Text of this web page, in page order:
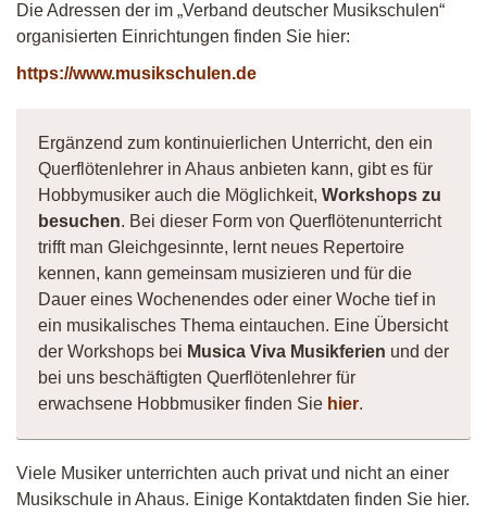
Die Adressen der im „Verband deutscher Musikschulen“
organisierten Einrichtungen finden Sie hier:
https://www.musikschulen.de
Ergänzend zum kontinuierlichen Unterricht, den ein
Querflötenlehrer in Ahaus anbieten kann, gibt es für
Hobbymusiker auch die Möglichkeit, Workshops zu
besuchen. Bei dieser Form von Querflötenunterricht
trifft man Gleichgesinnte, lernt neues Repertoire
kennen, kann gemeinsam musizieren und für die
Dauer eines Wochenendes oder einer Woche tief in
ein musikalisches Thema eintauchen. Eine Übersicht
der Workshops bei Musica Viva Musikferien und der
bei uns beschäftigten Querflötenlehrer für
erwachsene Hobbmusiker finden Sie hier.
Viele Musiker unterrichten auch privat und nicht an einer
Musikschule in Ahaus. Einige Kontaktdaten finden Sie hier.